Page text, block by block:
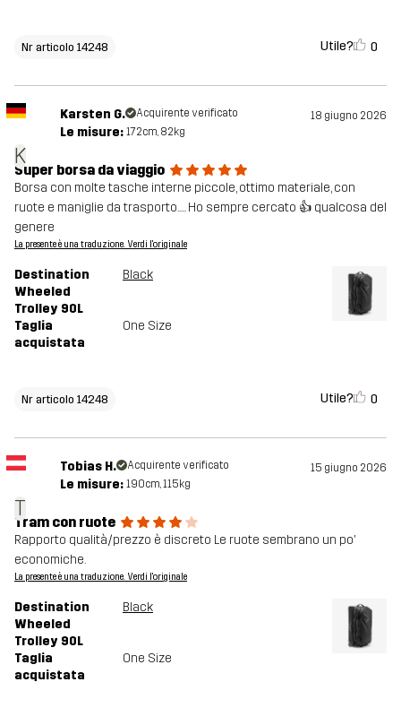
Nr articolo 14248 Utile? 0
K
Karsten G. Acquirente verificato 18 giugno 2026
Le misure: 172cm, 82kg
Super borsa da viaggio
Borsa con molte tasche interne piccole, ottimo materiale, con
ruote e maniglie da trasporto..... Ho sempre cercato 👍 qualcosa del
genere
La presente è una traduzione. Verdi l'originale
Destination
Wheeled
Trolley 90L
Black
Taglia
acquistata
One Size
Nr articolo 14248 Utile? 0
T
Tobias H. Acquirente verificato 15 giugno 2026
Le misure: 190cm, 115kg
Tram con ruote
Rapporto qualità/prezzo è discreto Le ruote sembrano un po'
economiche.
La presente è una traduzione. Verdi l'originale
Destination
Wheeled
Trolley 90L
Black
Taglia
acquistata
One Size